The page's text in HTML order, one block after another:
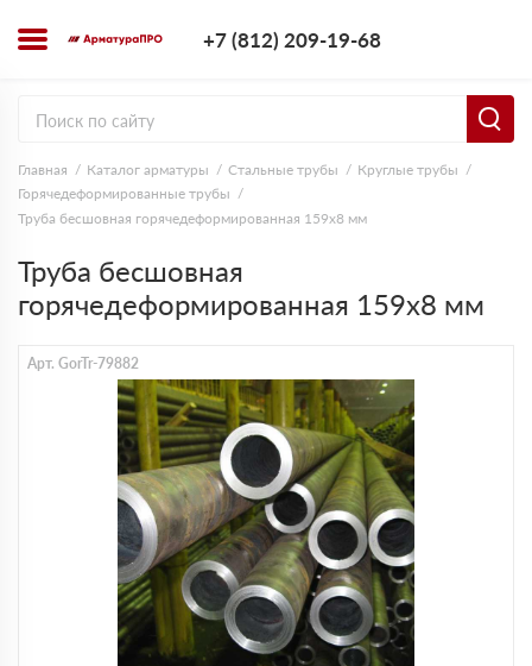
+7 (812) 209-19-68
Главная Каталог арматуры Стальные трубы
Круглые трубы
Горячедеформированные трубы
Труба бесшовная горячедеформированная 159х8 мм
Труба бесшовная
горячедеформированная 159х8 мм
Арт. GorTr-79882